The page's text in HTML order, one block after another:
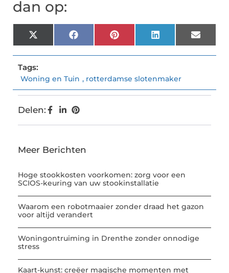
dan op:
X
(Twitter)
FacebookPinterestLinkedInEmail
Tags:
Woning en Tuin , rotterdamse slotenmaker
Delen:
Meer Berichten
Hoge stookkosten voorkomen: zorg voor een
SCIOS-keuring van uw stookinstallatie
Waarom een robotmaaier zonder draad het gazon
voor altijd verandert
Woningontruiming in Drenthe zonder onnodige
stress
Kaart-kunst: creëer magische momenten met